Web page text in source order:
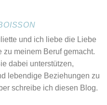
und ich liebe die Liebe
zu meinem Beruf gemacht.
dabei unterstützen,
lebendige Beziehungen zu
schreibe ich diesen Blog.